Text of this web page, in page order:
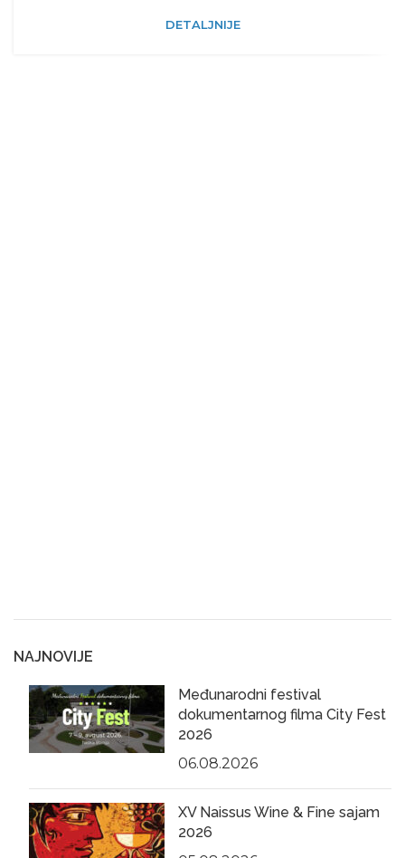
DETALJNIJE
NAJNOVIJE
Međunarodni festival
dokumentarnog filma City Fest
2026
06.08.2026
XV Naissus Wine & Fine sajam
2026